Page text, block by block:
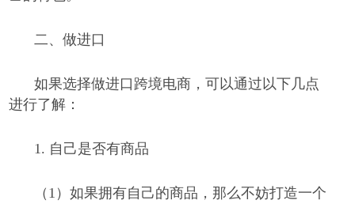
二、做进口
如果选择做进口跨境电商，可以通过以下几点
进行了解：
1. 自己是否有商品
（1）如果拥有自己的商品，那么不妨打造一个